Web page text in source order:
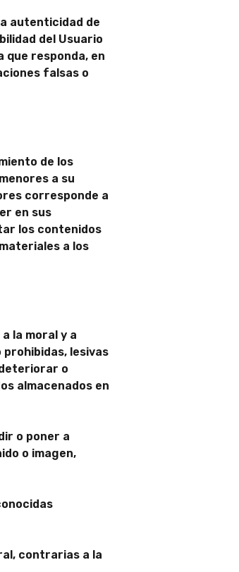
autenticidad de
del Usuario
responda, en
falsas o
de los
a su
corresponde a
en sus
los contenidos
a los
la moral y a
lesivas
o
almacenados en
o poner a
o imagen,
contrarias a la